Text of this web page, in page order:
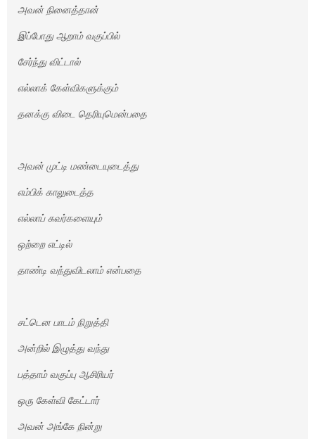
அவன் நினைத்தான்
இப்போது ஆறாம் வகுப்பில்
சேர்ந்து விட்டால்
எல்லாக் கேள்விகளுக்கும்
தனக்கு விடை தெரியுமென்பதை
அவன் முட்டி மண்டையுடைத்து
எம்பிக் காலுடைத்த
எல்லாப் சுவர்களையும்
ஒற்றை எட்டில்
தாண்டி வந்துவிடலாம் என்பதை
சட்டென பாடம் நிறுத்தி
அன்றில் இழுத்து வந்து
பத்தாம் வகுப்பு ஆசிரியர்
ஒரு கேள்வி கேட்டார்
அவன் அங்கே நின்று